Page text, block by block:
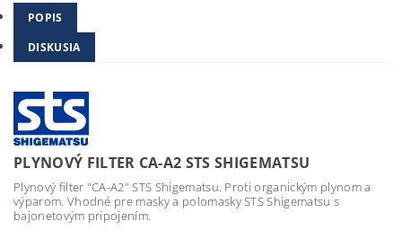
POPIS
DISKUSIA
PLYNOVÝ FILTER CA-A2 STS SHIGEMATSU
Plynový filter "CA-A2" STS Shigematsu. Proti organickým plynom a
výparom. Vhodné pre masky a polomasky STS Shigematsu s
bajonetovým pripojením.